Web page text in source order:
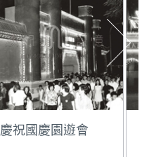
慶祝國慶園遊會